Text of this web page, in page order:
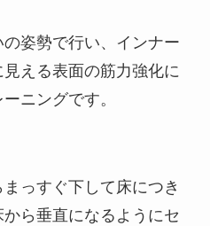
姿勢で行い、インナー
える表面の筋力強化に
ニングです。
っすぐ下して床につき
ら垂直になるようにセ